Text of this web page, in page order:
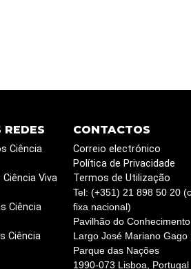
REDES
Ciência
Ciência Viva
Ciência
Ciência
CONTACTOS
Correio electrónico
Política de Privacidade
Termos de Utilização
Tel: (+351) 21 898 50 20
fixa nacional)
Pavilhão do
Largo José Mariano Gago
Parque das Nações
1990-073 Lisboa, Portugal